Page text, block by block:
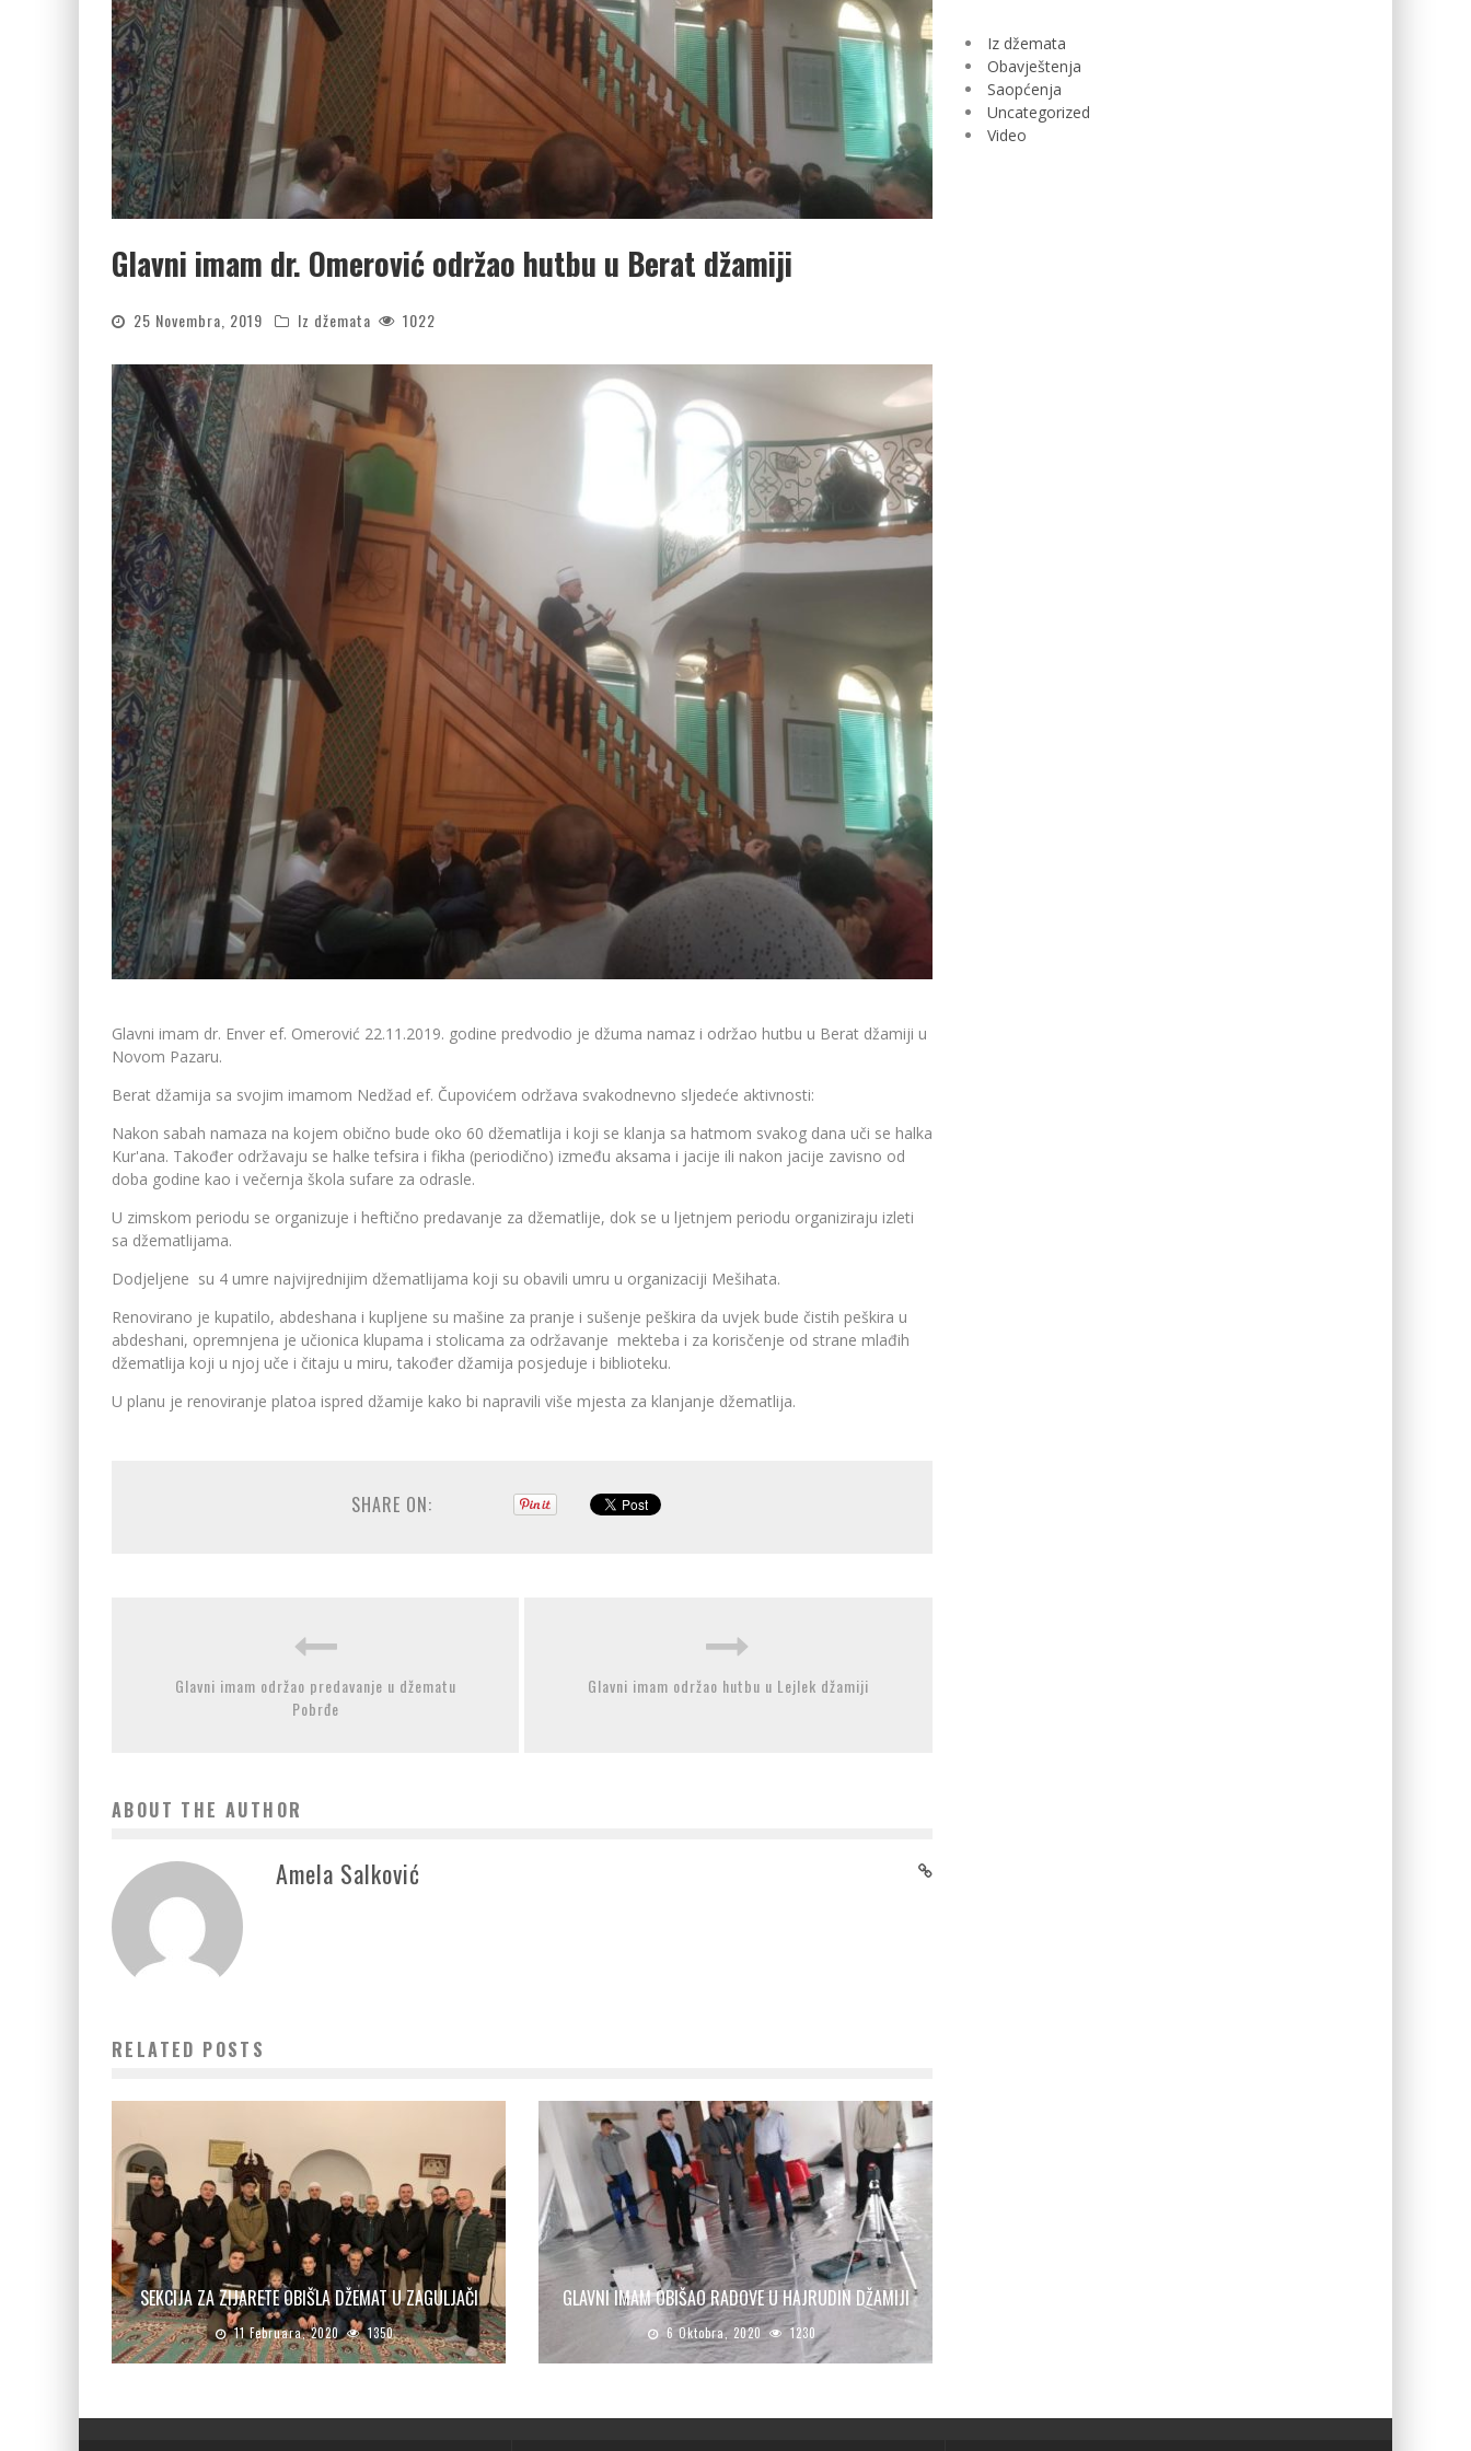
Glavni imam dr. Omerović održao hutbu u Berat džamiji
25 Novembra, 2019 Iz džemata 1022
Glavni imam dr. Enver ef. Omerović 22.11.2019. godine predvodio je džuma namaz i održao hutbu u Berat džamiji u
Novom Pazaru.
Berat džamija sa svojim imamom Nedžad ef. Čupovićem održava svakodnevno sljedeće aktivnosti:
Nakon sabah namaza na kojem obično bude oko 60 džematlija i koji se klanja sa hatmom svakog dana uči se halka
Kur'ana. Također održavaju se halke tefsira i fikha (periodično) između aksama i jacije ili nakon jacije zavisno od
doba godine kao i večernja škola sufare za odrasle.
U zimskom periodu se organizuje i heftično predavanje za džematlije, dok se u ljetnjem periodu organiziraju izleti
sa džematlijama.
Dodjeljene su 4 umre najvijrednijim džematlijama koji su obavili umru u organizaciji Mešihata.
Renovirano je kupatilo, abdeshana i kupljene su mašine za pranje i sušenje peškira da uvjek bude čistih peškira u
abdeshani, opremnjena je učionica klupama i stolicama za održavanje mekteba i za korisčenje od strane mlađih
džematlija koji u njoj uče i čitaju u miru, također džamija posjeduje i biblioteku.
U planu je renoviranje platoa ispred džamije kako bi napravili više mjesta za klanjanje džematlija.
SHARE ON:
Glavni imam održao predavanje u džematu
Pobrđe
Glavni imam održao hutbu u Lejlek džamiji
ABOUT THE AUTHOR
Amela Salković
RELATED POSTS
SEKCIJA ZA ZIJARETE OBIŠLA DŽEMAT U ZAGULJAČI
11 Februara, 2020 1350
GLAVNI IMAM OBIŠAO RADOVE U HAJRUDIN DŽAMIJI
6 Oktobra, 2020 1230
Iz džemata
Obavještenja
Saopćenja
Uncategorized
Video